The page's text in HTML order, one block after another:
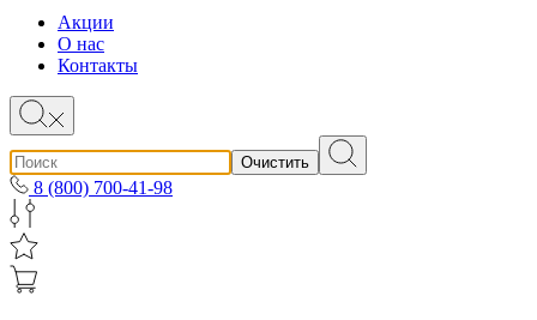
Акции
О нас
Контакты
Очистить
8 (800) 700-41-98